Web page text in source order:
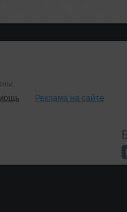
Реклама на сайте